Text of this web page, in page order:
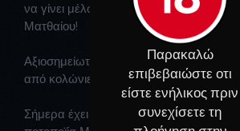
Παρακαλώ
επιβεβαιώστε οτι
είστε ενήλικος πριν
συνεχίσετε τη
να γίνει μέλος της επιτροπής και ο
Ματθαίου!
Αξιοσημείωτο είναι οτι η ποτοποϊία
από κολώνιες έως και ουίσκι!
Σήμερα έχει περιοριστεί στα